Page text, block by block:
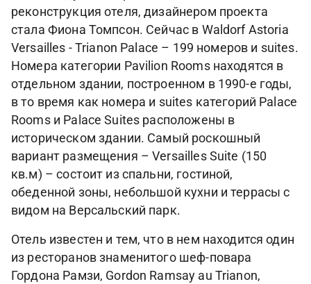
реконструкция отеля, дизайнером проекта
стала Фиона Томпсон. Сейчас в Waldorf Astoria
Versailles - Trianon Palace – 199 номеров и suites.
Номера категории Pavilion Rooms находятся в
отдельном здании, построенном в 1990-е годы,
в то время как номера и suites категорий Palace
Rooms и Palace Suites расположены в
историческом здании. Самый роскошный
вариант размещения – Versailles Suite (150
кв.м) – состоит из спальни, гостиной,
обеденной зоны, небольшой кухни и террасы с
видом на Версальский парк.
Отель известен и тем, что в нем находится один
из ресторанов знаменитого шеф-повара
Гордона Рамзи, Gordon Ramsay au Trianon,